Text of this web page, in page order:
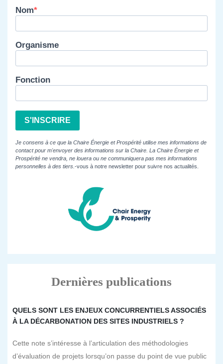
Nom
Organisme
Fonction
S'INSCRIRE
Je consens à ce que la Chaire Énergie et Prospérité utilise mes informations de
contact pour m'envoyer des informations sur la Chaire. La Chaire Énergie et
Prospérité ne vendra, ne louera ou ne communiquera pas mes informations
personnelles à des tiers. -vous à notre newsletter pour suivre nos actualités.
Dernières publications
QUELS SONT LES ENJEUX CONCURRENTIELS ASSOCIÉS
À LA DÉCARBONATION DES SITES INDUSTRIELS ?
Cette note s’intéresse à l’articulation des méthodologies
d’évaluation de projets lorsqu’on passe du point de vue public